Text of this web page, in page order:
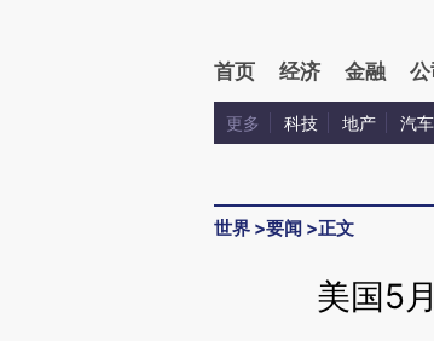
首页 经济 金融 公
更多 科技 地产 汽车
世界 >要闻 >正文
美国5